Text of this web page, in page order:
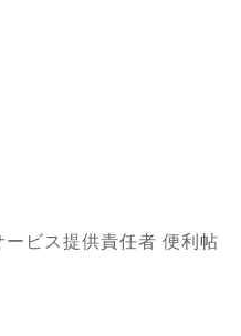
ビス提供責任者 便利帖